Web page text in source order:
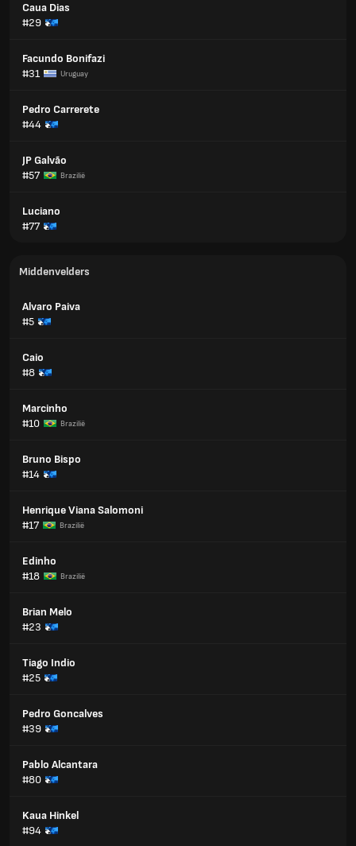
Caua Dias
#29
Facundo Bonifazi
#31
Uruguay
Pedro Carrerete
#44
JP Galvão
#57
Brazilië
Luciano
#77
Middenvelders
Alvaro Paiva
#5
Caio
#8
Marcinho
#10
Brazilië
Bruno Bispo
#14
Henrique Viana Salomoni
#17
Brazilië
Edinho
#18
Brazilië
Brian Melo
#23
Tiago Indio
#25
Pedro Goncalves
#39
Pablo Alcantara
#80
Kaua Hinkel
#94